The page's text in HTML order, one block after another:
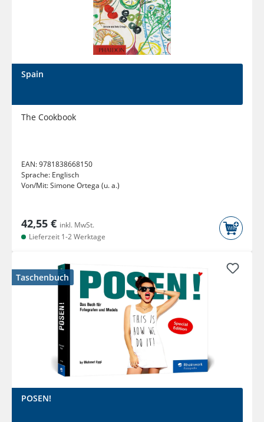
Spain
The Cookbook
EAN:9781838668150
Sprache: Englisch
Von/Mit:Simone Ortega (u. a.)
42,55 € inkl. MwSt.
Lieferzeit 1-2 Werktage
Taschenbuch
POSEN!